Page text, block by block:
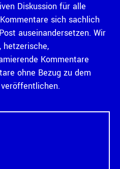
Diskussion für alle
sich sachlich
auseinandersetzen. Wir
hetzerische,
Kommentare
ohne Bezug zu dem